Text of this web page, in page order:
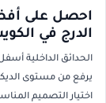
احصل على
الدرج في
الحدائق الداخلية
يرفع من مستوى
اختيار التصميم